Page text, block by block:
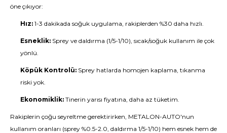
öne çıkıyor:
Hız: 1-3 dakikada soğuk uygulama, rakiplerden %30 daha hızlı.
Esneklik: Sprey ve daldırma (1/5-1/10), sıcak/soğuk kullanım ile çok
yönlü.
Köpük Kontrolü: Sprey hatlarda homojen kaplama, tıkanma
riski yok.
Ekonomiklik: Tinerin yarısı fiyatına, daha az tüketim.
Rakiplerin çoğu seyreltme gerektirirken, METALON-AUTO'nun
kullanım oranları (sprey %0.5-2.0, daldırma 1/5-1/10) hem esnek hem de